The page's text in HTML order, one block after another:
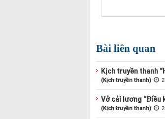
Bài liên quan
Kịch truyền thanh
(Kịch truyền thanh)
Vở cải lương “Điều
(Kịch truyền thanh)